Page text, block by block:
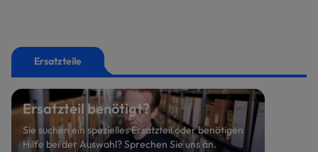
Ersatzteile
Ersatzteil benötigt?
Sie suchen ein spezielles Ersatzteil oder benötigen
Hilfe bei der Auswahl? Sprechen Sie uns an.